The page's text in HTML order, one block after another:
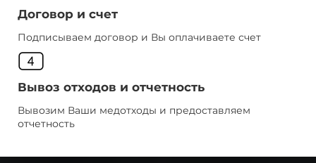
Договор и счет
Подписываем договор и Вы оплачиваете счет
Вывоз отходов и отчетность
Вывозим Ваши медотходы и предоставляем
отчетность